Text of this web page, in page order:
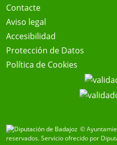
Contacte
Aviso legal
Accesibilidad
Protección de Datos
Política de Cookies
©
reservados.Servicio ofrecido por